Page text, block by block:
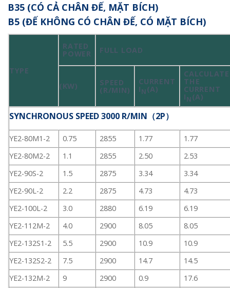
B35 (CÓ CẢ CHÂN ĐẾ, MẶT BÍCH)
B5 (ĐẾ KHÔNG CÓ CHÂN ĐẾ, CÓ MẶT BÍCH)
TYPE
RATED
POWER FULL LOAD
(KW) SPEED
(R/MIN)
CURRENT
IN(A)
CALCULATE
THE
CURRENT
IN(A)
SYNCHRONOUS SPEED 3000 R/MIN（2P）
YE2-80M1-2 0.75 2855 1.77
1.77
YE2-80M2-2
1.1 2855 2.50
2.53
YE2-90S-2
1.5 2875 3.34
3.34
YE2-90L-2
2.2 2875 4.73
4.73
YE2-100L-2
3.0 2880 6.19
6.19
YE2-112M-2
4.0 2900 8.05
8.05
YE2-132S1-2
5.5 2900 10.9
10.9
YE2-132S2-2
7.5 2900 14.7
14.5
YE2-132M-2
9 2900 0.9 17.6